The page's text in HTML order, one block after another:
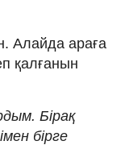
Алайда араға
қалғанын
Бірақ
бірге